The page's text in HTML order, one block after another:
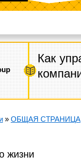
Как
» ОБЩАЯ СТРАНИЦА
жизни